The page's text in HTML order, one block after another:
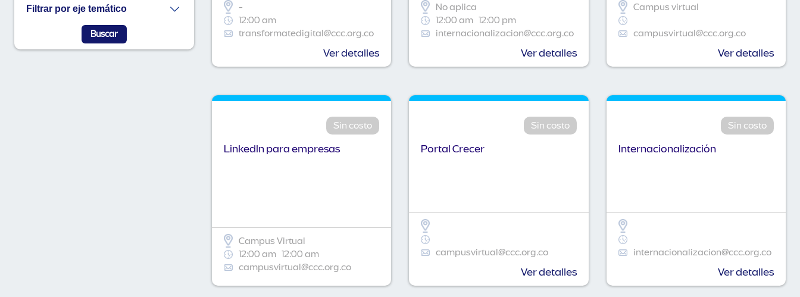
Filtrar por eje temático
-
12:00 am
transformatedigital@ccc.org.co
Ver detalles
No aplica
12:00 am 12:00 pm
internacionalizacion@ccc.org.co
Ver detalles
Campus virtual
campusvirtual@ccc.org.co
Ver detalles
Sin costo
Linkedln para empresas
Campus Virtual
12:00 am 12:00 am
campusvirtual@ccc.org.co
Sin costo
Portal Crecer
campusvirtual@ccc.org.co
Ver detalles
Sin costo
Internacionalización
internacionalizacion@ccc.org.co
Ver detalles